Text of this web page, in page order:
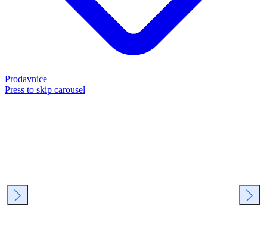
Prodavnice
Press to skip carousel